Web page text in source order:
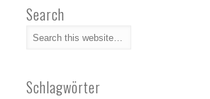
Search
Schlagwörter